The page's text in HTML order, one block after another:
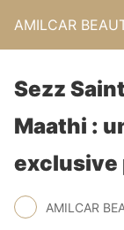
AMILCAR
Sezz
Maathi :
exclusive
AMILCAR